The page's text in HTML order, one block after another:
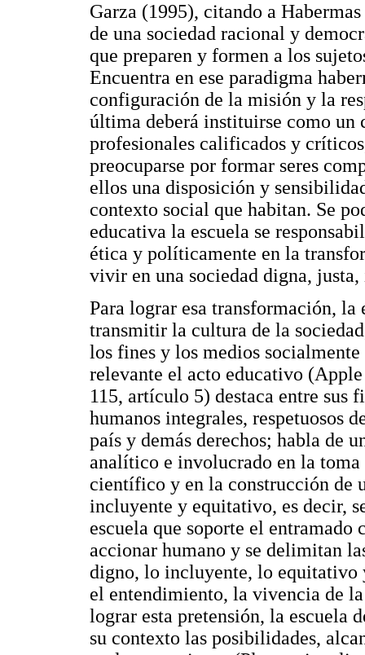
Garza (1995), citando a
de una sociedad racional y
que preparen y formen a los
Encuentra en ese paradigma
configuración de la misión y la
última deberá instituirse como un
profesionales calificados y
preocuparse por formar seres
ellos una disposición y
contexto social que habitan. Se
educativa la escuela se
ética y políticamente en la
vivir en una sociedad digna,
Para lograr esa transformación,
transmitir la cultura de la
los fines y los medios
relevante el acto educativo
115, artículo 5) destaca entre sus
humanos integrales, respetuosos
país y demás derechos; habla de
analítico e involucrado en la
científico y en la construcción de
incluyente y equitativo, es decir,
escuela que soporte el
accionar humano y se delimitan
digno, lo incluyente, lo equitativo
el entendimiento, la vivencia de
lograr esta pretensión, la escuela
su contexto las posibilidades,